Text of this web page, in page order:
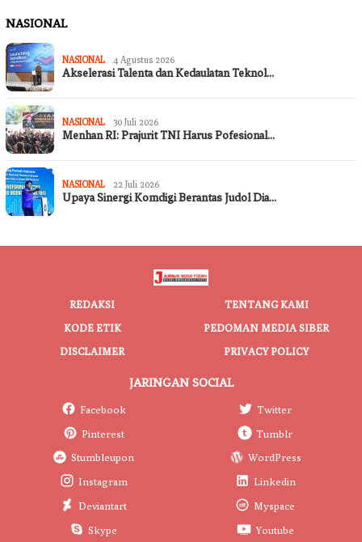
NASIONAL
NASIONAL 4 Agustus 2026
Akselerasi Talenta dan Kedaulatan Teknol…
NASIONAL 30 Juli 2026
Menhan RI: Prajurit TNI Harus Pofesional…
NASIONAL 22 Juli 2026
Upaya Sinergi Komdigi Berantas Judol Dia…
REDAKSI
TENTANG KAMI
KODE ETIK
PEDOMAN MEDIA SIBER
DISCLAIMER
PRIVACY POLICY
JARINGAN SOCIAL
Facebook
Twitter
Pinterest
Tumblr
Stumbleupon
WordPress
Instagram
Linkedin
Deviantart
Myspace
Skype
Youtube